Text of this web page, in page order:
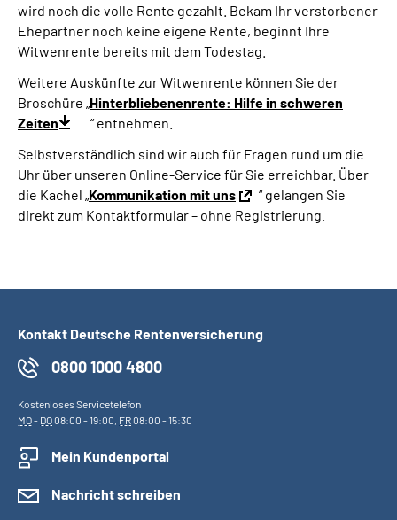
wird noch die volle Rente gezahlt. Bekam Ihr verstorbener
Ehepartner noch keine eigene Rente, beginnt Ihre
Witwenrente bereits mit dem Todestag.
Weitere Auskünfte zur Witwenrente können Sie der
Broschüre „Hinterbliebenenrente: Hilfe in schweren
Zeiten
“ entnehmen.
Selbstverständlich sind wir auch für Fragen rund um die
Uhr über unseren Online-Service für Sie erreichbar. Über
die Kachel „Kommunikation mit uns
“ gelangen Sie
direkt zum Kontaktformular – ohne Registrierung.
Kontakt Deutsche Rentenversicherung
0800 1000 4800
Kostenloses Servicetelefon
MO- DO08:00 - 19:00, FR08:00 - 15:30
Mein Kundenportal
Nachricht schreiben